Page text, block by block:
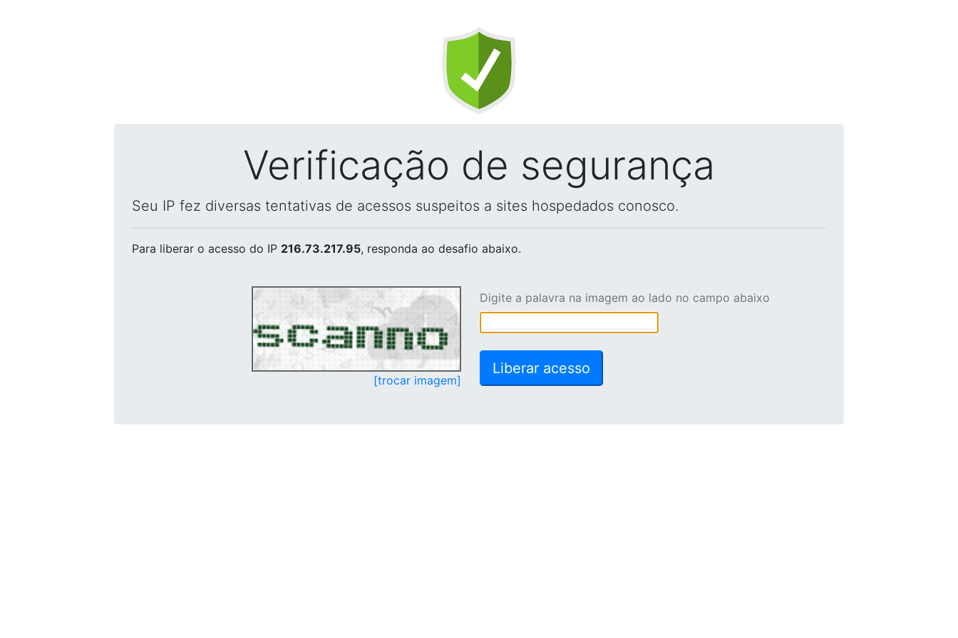
Verificação de segurança
Seu IP fez diversas tentativas de acessos suspeitos a sites hospedados conosco.
Para liberar o acesso do IP 216.73.217.95, responda ao desafio abaixo.
[trocar imagem]
Digite a palavra na imagem ao lado no campo abaixo